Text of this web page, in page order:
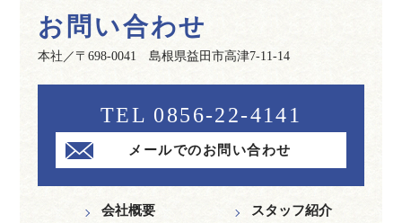
お問い合わせ
本社／〒698-0041 島根県益田市高津7-11-14
TEL 0856-22-4141
メールでのお問い合わせ
会社概要 スタッフ紹介